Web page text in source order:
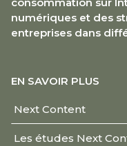
consommation sur
numériques et des
entreprises dans
EN SAVOIR PLUS
Next Content
Les études Next